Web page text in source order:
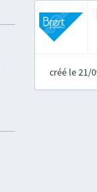
créé le 21/